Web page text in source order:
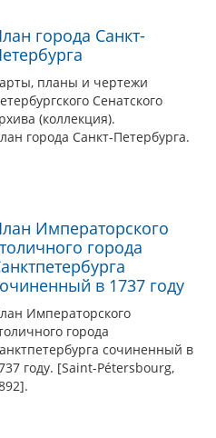
города Санкт-
планы и чертежи
Сенатского
(коллекция).
города Санкт-Петербурга.
Императорского
города
в 1737 году
Императорского
города
сочиненный в
году. [Saint-Pétersbourg,